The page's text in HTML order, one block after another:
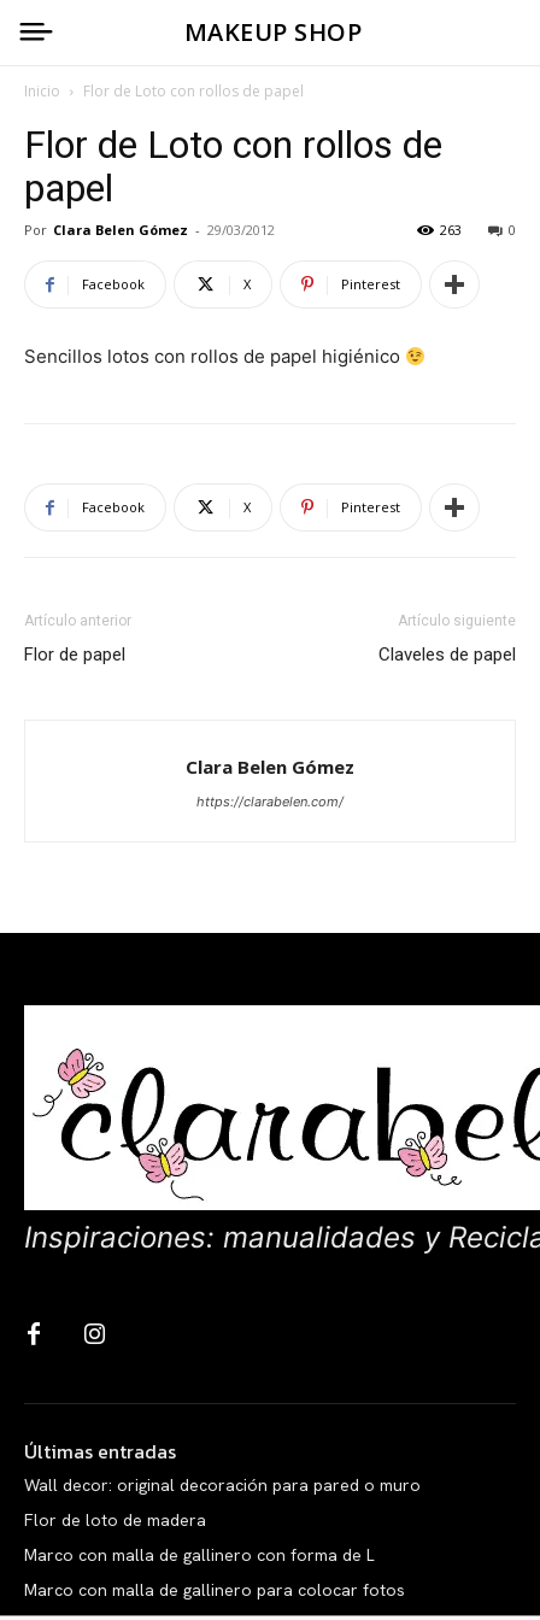
MAKEUP SHOP
Inicio Flor de Loto con rollos de papel
Flor de Loto con rollos de
papel
Por Clara Belen Gómez - 29/03/2012 0
263
Facebook X Pinterest
Sencillos lotos con rollos de papel higiénico
Facebook X Pinterest
Artículo anterior
Flor de papel
Artículo siguiente
Claveles de papel
Clara Belen Gómez
https://clarabelen.com/
Inspiraciones: manualidades y
Últimas entradas
Wall decor: original decoración para pared o muro
Flor de loto de madera
Marco con malla de gallinero con forma de L
Marco con malla de gallinero para colocar fotos